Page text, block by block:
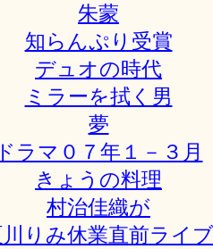
朱蒙
知らんぷり受賞
デュオの時代
ミラーを拭く男
夢
ドラマ０７年１－３月
きょうの料理
村治佳織が
川りみ休業直前ライブ